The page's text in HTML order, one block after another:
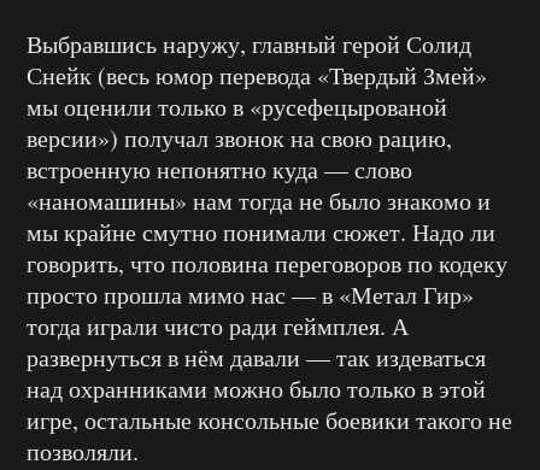
Выбравшись наружу, главный герой Солид
Снейк (весь юмор перевода «Твердый Змей»
мы оценили только в «русефецырованой
версии») получал звонок на свою рацию,
встроенную непонятно куда — слово
«наномашины» нам тогда не было знакомо и
мы крайне смутно понимали сюжет. Надо ли
говорить, что половина переговоров по кодеку
просто прошла мимо нас — в «Метал Гир»
тогда играли чисто ради геймплея. А
развернуться в нём давали — так издеваться
над охранниками можно было только в этой
игре, остальные консольные боевики такого не
позволяли.